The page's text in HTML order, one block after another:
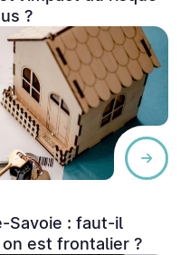
?
Savoie : faut-il
est frontalier ?